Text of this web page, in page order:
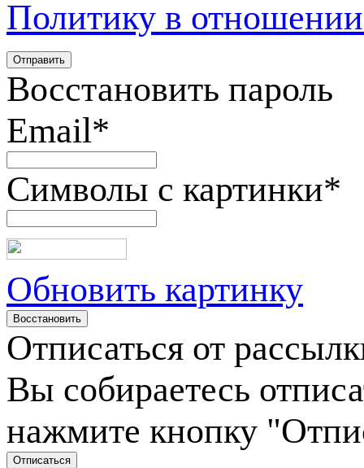
Политику в
Восстановить пароль
Email*
Символы с картинки*
Обновить картинку
Отписаться от
Вы собираетесь
нажмите кнопку